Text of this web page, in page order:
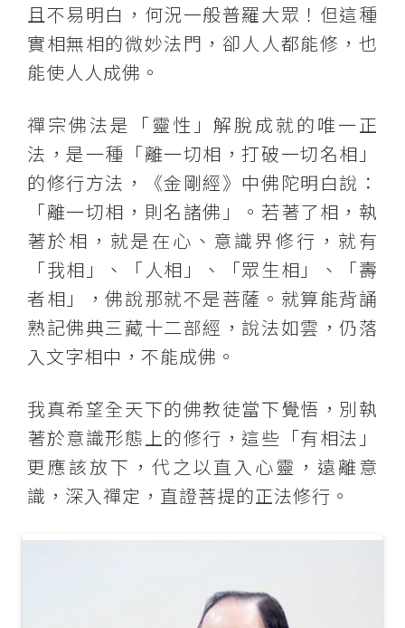
且不易明白，何況一般普羅大眾！但這種
實相無相的微妙法門，卻人人都能修，也
能使人人成佛。
禪宗佛法是「靈性」解脫成就的唯一正
法，是一種「離一切相，打破一切名相」
的修行方法，《金剛經》中佛陀明白說：
「離一切相，則名諸佛」。若著了相，執
著於相，就是在心、意識界修行，就有
「我相」、「人相」、「眾生相」、「壽
者相」，佛說那就不是菩薩。就算能背誦
熟記佛典三藏十二部經，說法如雲，仍落
入文字相中，不能成佛。
我真希望全天下的佛教徒當下覺悟，別執
著於意識形態上的修行，這些「有相法」
更應該放下，代之以直入心靈，遠離意
識，深入禪定，直證菩提的正法修行。